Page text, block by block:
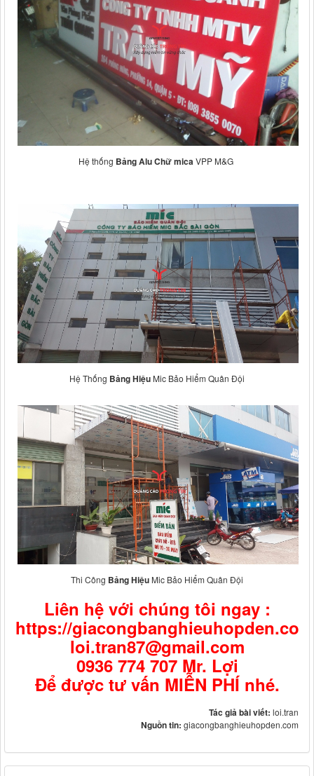
Hệ thống Bảng Alu Chữ micaVPP M&G
Hệ Thống Bảng Hiệu Mic Bảo Hiểm Quân Đội
Thi Công Bảng Hiệu Mic Bảo Hiểm Quân Đội
Liên hệ với chúng tôi ngay :
https://giacongbanghieuhopden.com
loi.tran87@gmail.com
0936 774 707 Mr. Lợi
Để được tư vấn MIỄN PHÍ nhé.
Tác giả bài viết: loi.tran
Nguồn tin: giacongbanghieuhopden.com